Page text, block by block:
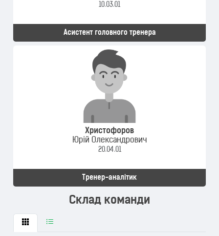
10.03.01
Асистент головного тренера
Христофоров
Юрій Олександрович
20.04.01
Тренер-аналітик
Склад команди